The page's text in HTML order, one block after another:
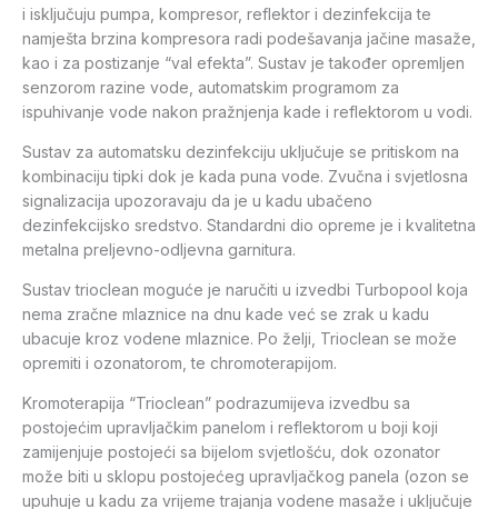
i isključuju pumpa, kompresor, reflektor i dezinfekcija te
namješta brzina kompresora radi podešavanja jačine masaže,
kao i za postizanje “val efekta”. Sustav je također opremljen
senzorom razine vode, automatskim programom za
ispuhivanje vode nakon pražnjenja kade i reflektorom u vodi.
Sustav za automatsku dezinfekciju uključuje se pritiskom na
kombinaciju tipki dok je kada puna vode. Zvučna i svjetlosna
signalizacija upozoravaju da je u kadu ubačeno
dezinfekcijsko sredstvo. Standardni dio opreme je i kvalitetna
metalna preljevno-odljevna garnitura.
Sustav trioclean moguće je naručiti u izvedbi Turbopool koja
nema zračne mlaznice na dnu kade već se zrak u kadu
ubacuje kroz vodene mlaznice. Po želji, Trioclean se može
opremiti i ozonatorom, te chromoterapijom.
Kromoterapija “Trioclean” podrazumijeva izvedbu sa
postojećim upravljačkim panelom i reflektorom u boji koji
zamijenjuje postojeći sa bijelom svjetlošću, dok ozonator
može biti u sklopu postojećeg upravljačkog panela (ozon se
upuhuje u kadu za vrijeme trajanja vodene masaže i uključuje